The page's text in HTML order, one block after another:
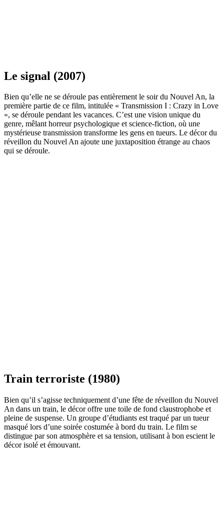
Le signal (2007)
Bien qu’elle ne se déroule pas entièrement le soir du Nouvel An, la
première partie de ce film, intitulée « Transmission I : Crazy in Love
», se déroule pendant les vacances. C’est une vision unique du
genre, mêlant horreur psychologique et science-fiction, où une
mystérieuse transmission transforme les gens en tueurs. Le décor du
réveillon du Nouvel An ajoute une juxtaposition étrange au chaos
qui se déroule.
Train terroriste (1980)
Bien qu’il s’agisse techniquement d’une fête de réveillon du Nouvel
An dans un train, le décor offre une toile de fond claustrophobe et
pleine de suspense. Un groupe d’étudiants est traqué par un tueur
masqué lors d’une soirée costumée à bord du train. Le film se
distingue par son atmosphère et sa tension, utilisant à bon escient le
décor isolé et émouvant.